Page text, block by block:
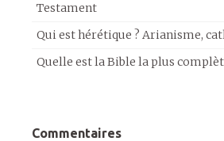
Testament
Qui est hérétique ? Arianisme,
Quelle est la Bible la plus
Commentaires